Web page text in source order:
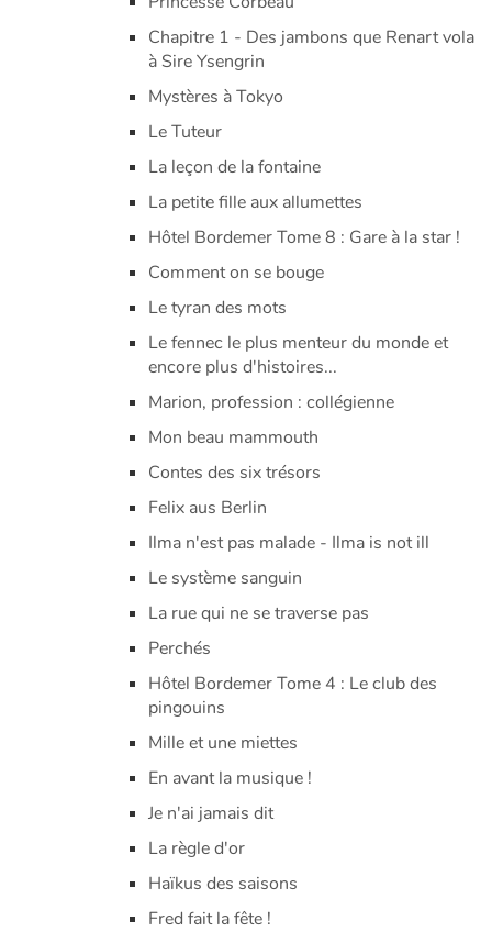
Chapitre 1 - Des jambons que Renart vola
à Sire Ysengrin
Mystères à Tokyo
Le Tuteur
La leçon de la fontaine
La petite fille aux allumettes
Hôtel Bordemer Tome 8 : Gare à la star !
Comment on se bouge
Le tyran des mots
Le fennec le plus menteur du monde et
encore plus d'histoires...
Marion, profession : collégienne
Mon beau mammouth
Contes des six trésors
Felix aus Berlin
Ilma n'est pas malade - Ilma is not ill
Le système sanguin
La rue qui ne se traverse pas
Perchés
Hôtel Bordemer Tome 4 : Le club des
pingouins
Mille et une miettes
En avant la musique !
Je n'ai jamais dit
La règle d'or
Haïkus des saisons
Fred fait la fête !